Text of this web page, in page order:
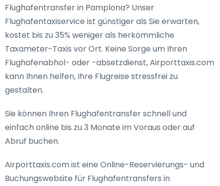
Flughafentransfer in Pamplona? Unser
Flughafentaxiservice ist günstiger als Sie erwarten,
kostet bis zu 35% weniger als herkömmliche
Taxameter-Taxis vor Ort. Keine Sorge um Ihren
Flughafenabhol- oder -absetzdienst, Airporttaxis.com
kann Ihnen helfen, Ihre Flugreise stressfrei zu
gestalten.
Sie können Ihren Flughafentransfer schnell und
einfach online bis zu 3 Monate im Voraus oder auf
Abruf buchen.
Airporttaxis.com ist eine Online-Reservierungs- und
Buchungswebsite für Flughafentransfers in